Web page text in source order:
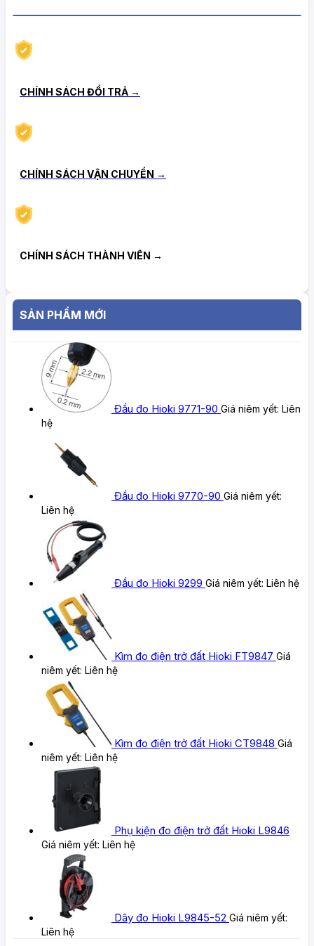
CHÍNH SÁCH ĐỔI TRẢ →
CHÍNH SÁCH VẬN CHUYỂN →
CHÍNH SÁCH THÀNH VIÊN →
SẢN PHẨM MỚI
Đầu đo Hioki 9771-90 Giá niêm yết: Liên
hệ
Đầu đo Hioki 9770-90 Giá niêm yết:
Liên hệ
Đầu đo Hioki 9299 Giá niêm yết: Liên hệ
Kìm đo điện trở đất Hioki FT9847 Giá
niêm yết: Liên hệ
Kìm đo điện trở đất Hioki CT9848 Giá
niêm yết: Liên hệ
Phụ kiện đo điện trở đất Hioki L9846
Giá niêm yết: Liên hệ
Dây đo Hioki L9845-52 Giá niêm yết:
Liên hệ